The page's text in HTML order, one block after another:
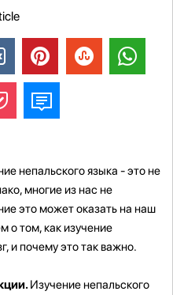
непальского языка - это не
многие из нас не
это может оказать на наш
о том, как изучение
и почему это так важно.
Изучение непальского